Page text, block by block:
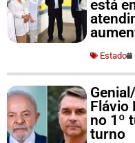
está
Estado
Flávio
no 1º
turno